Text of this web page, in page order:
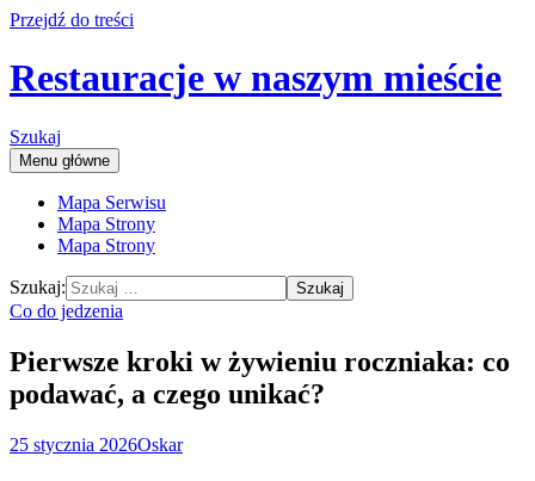
Przejdź do treści
Restauracje w naszym mieście
Szukaj
Menu główne
Mapa Serwisu
Mapa Strony
Mapa Strony
Szukaj:
Co do jedzenia
Pierwsze kroki w żywieniu roczniaka: co
podawać, a czego unikać?
25 stycznia 2026Oskar